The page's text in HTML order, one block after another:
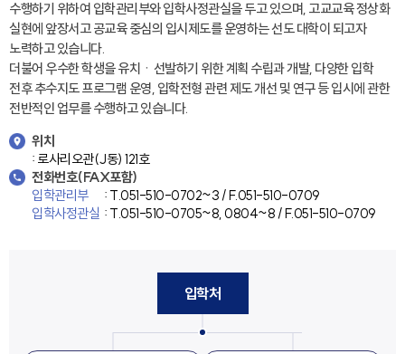
수행하기 위하여 입학관리부와 입학사정관실을 두고 있으며, 고교교육 정상화
실현에 앞장서고 공교육 중심의 입시제도를 운영하는 선도 대학이 되고자
노력하고 있습니다.
더불어 우수한 학생을 유치ㆍ선발하기 위한 계획 수립과 개발, 다양한 입학
전후 추수지도 프로그램 운영, 입학전형 관련 제도 개선 및 연구 등 입시에 관한
전반적인 업무를 수행하고 있습니다.
위치
: 로사리오관(J동) 121호
전화번호(FAX포함)
입학관리부
: T.051-510-0702~3 / F.051-510-0709
입학사정관실 : T.051-510-0705~8, 0804~8 / F.051-510-0709
입학처